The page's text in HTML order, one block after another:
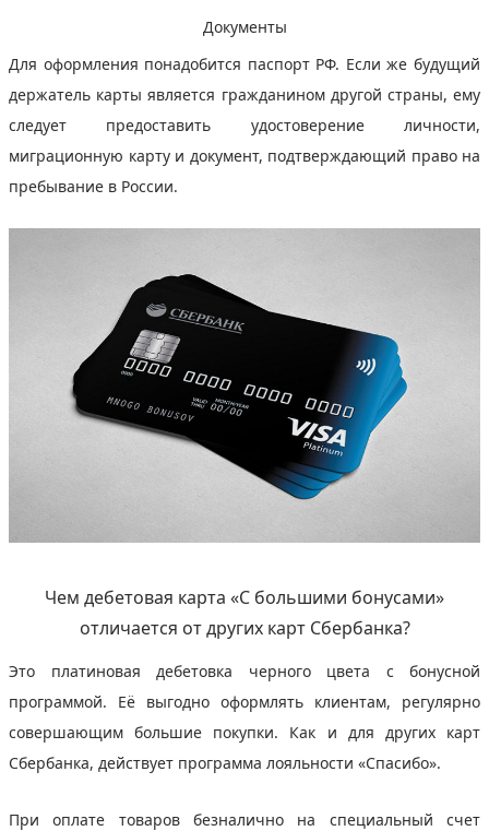
Документы
Для оформления понадобится паспорт РФ. Если же будущий
держатель карты является гражданином другой страны, ему
следует предоставить удостоверение личности,
миграционную карту и документ, подтверждающий право на
пребывание в России.
Чем дебетовая карта «С большими бонусами»
отличается от других карт Сбербанка?
Это платиновая дебетовка черного цвета с бонусной
программой. Её выгодно оформлять клиентам, регулярно
совершающим большие покупки. Как и для других карт
Сбербанка, действует программа лояльности «Спасибо».
При оплате товаров безналично на специальный счет